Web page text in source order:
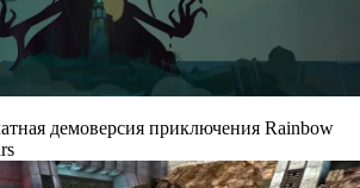
демоверсия приключения Rainbow